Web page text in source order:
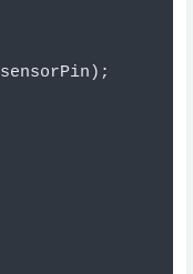
sensorPin );